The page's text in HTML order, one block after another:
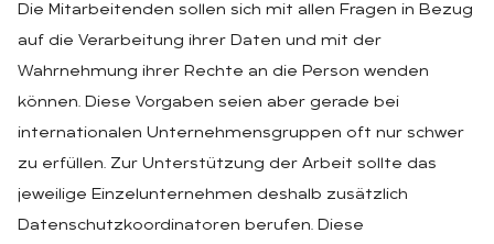
Die Mitarbeitenden sollen sich mit allen Fragen in Bezug
auf die Verarbeitung ihrer Daten und mit der
Wahrnehmung ihrer Rechte an die Person wenden
können. Diese Vorgaben seien aber gerade bei
internationalen Unternehmensgruppen oft nur schwer
zu erfüllen. Zur Unterstützung der Arbeit sollte das
jeweilige Einzelunternehmen deshalb zusätzlich
Datenschutzkoordinatoren berufen. Diese